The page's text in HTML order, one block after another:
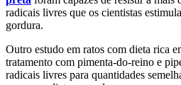
radicais livres que os cientistas
gordura.
Outro estudo em ratos com dieta rica
tratamento com pimenta-do-reino e
radicais livres para quantidades